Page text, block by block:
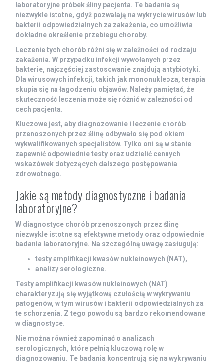
laboratoryjne próbek śliny pacjenta. Te badania są
niezwykle istotne, gdyż pozwalają na wykrycie wirusów lub
bakterii odpowiedzialnych za zakażenia, co umożliwia
dokładne określenie przebiegu choroby.
Leczenie tych chorób różni się w zależności od rodzaju
zakażenia. W przypadku infekcji wywołanych przez
bakterie, najczęściej zastosowanie znajdują antybiotyki.
Dla wirusowych infekcji, takich jak mononukleoza, terapia
skupia się na łagodzeniu objawów. Należy pamiętać, że
skuteczność leczenia może się różnić w zależności od
cech pacjenta.
Kluczowe jest, aby diagnozowanie i leczenie chorób
przenoszonych przez ślinę odbywało się pod okiem
wykwalifikowanych specjalistów. Tylko oni są w stanie
zapewnić odpowiednie testy oraz udzielić cennych
wskazówek dotyczących dalszego postępowania
zdrowotnego.
Jakie są metody diagnostyczne i badania
laboratoryjne?
W diagnostyce chorób przenoszonych przez ślinę
niezwykle istotne są efektywne metody oraz odpowiednie
badania laboratoryjne. Na szczególną uwagę zasługują:
testy amplifikacji kwasów nukleinowych (NAT),
analizy serologiczne.
Testy amplifikacji kwasów nukleinowych (NAT)
charakteryzują się wyjątkową czułością w wykrywaniu
patogenów, w tym wirusów i bakterii odpowiedzialnych za
te schorzenia. Z tego powodu są bardzo rekomendowane
w diagnostyce.
Nie można również zapominać o analizach
serologicznych, które pełnią kluczową rolę w
diagnozowaniu. Te badania koncentrują się na wykrywaniu